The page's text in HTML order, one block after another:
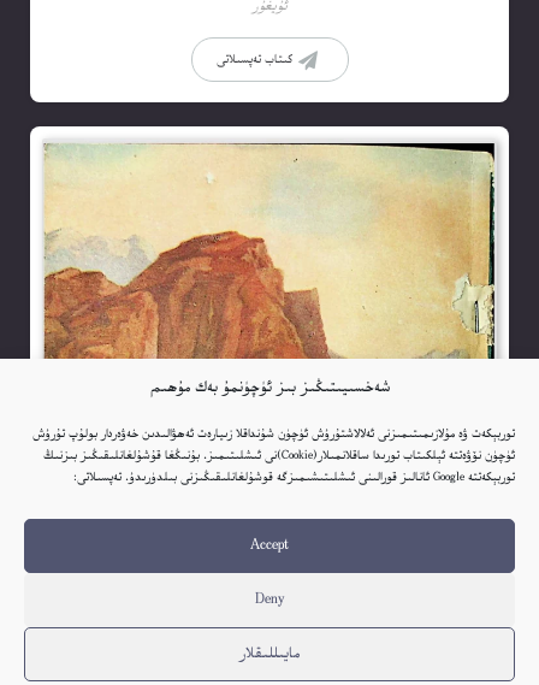
شەخسىيىتىڭىز بىز ئۈچۈنمۇ بەك مۇھىم
توربېكەت ۋە مۇلازىمىتىمىزنى ئەلالاشتۇرۇش ئۈچۈن شۇنداقلا زىيارەت ئەھۋالىدىن خەۋەردار بولۇپ تۇرۇش
ئۈچۈن نۆۋەتتە ئېلكىتاب تورىدا ساقلانمىلار(Cookie)نى ئىشلىتىمىز. بۇنىڭغا قۇشۇلغانلىقىڭىز بىزنىڭ
توربېكەتتە Google ئانالىز قورالىنى ئىشلىتىشىمىزگە قوشۇلغانلىقىڭىزنى بىلدۈرىدۇ. تەپسىلاتى:
Accept
Deny
مايىللىقلار
ئۇيغۇر
كىتاب تەپسىلاتى